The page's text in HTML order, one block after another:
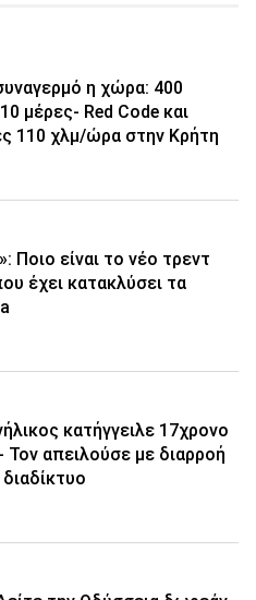
η χώρα: 400
μέρες- Red Code και
110 χλμ/ώρα στην Κρήτη
Ποιο είναι το νέο τρεντ
έχει κατακλύσει τα
κατήγγειλε 17χρονο
Τον απειλούσε με διαρροή